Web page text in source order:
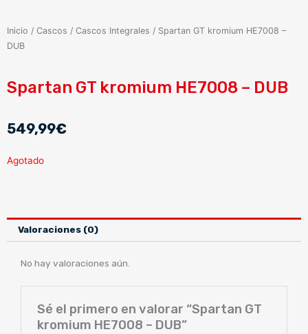
Inicio / Cascos / Cascos Integrales / Spartan GT kromium HE7008 –
DUB
Spartan GT kromium HE7008 – DUB
549,99€
Agotado
Valoraciones (0)
No hay valoraciones aún.
Sé el primero en valorar “Spartan GT
kromium HE7008 – DUB”